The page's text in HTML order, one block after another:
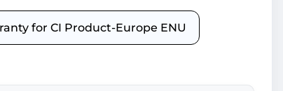
for CI Product-Europe ENU